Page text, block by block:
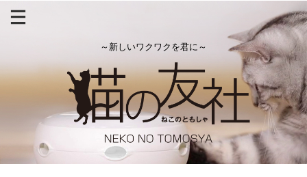
～新しいワクワクを君に～